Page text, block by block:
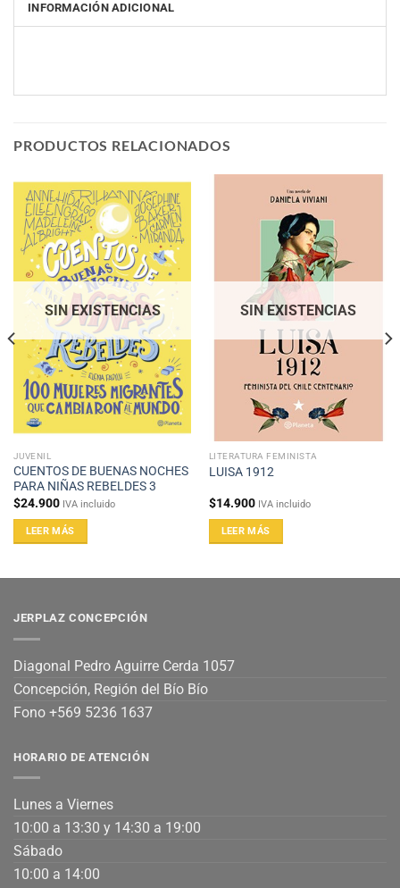
INFORMACIÓN ADICIONAL
PRODUCTOS RELACIONADOS
SIN EXISTENCIAS
JUVENIL
CUENTOS DE BUENAS NOCHES
PARA NIÑAS REBELDES 3
$24.900 IVA incluido
LEER MÁS
SIN EXISTENCIAS
LITERATURA FEMINISTA
LUISA 1912
$14.900 IVA incluido
LEER MÁS
JERPLAZ CONCEPCIÓN
Diagonal Pedro Aguirre Cerda 1057
Concepción, Región del Bío Bío
Fono +569 5236 1637
HORARIO DE ATENCIÓN
Lunes a Viernes
10:00 a 13:30 y 14:30 a 19:00
Sábado
10:00 a 14:00